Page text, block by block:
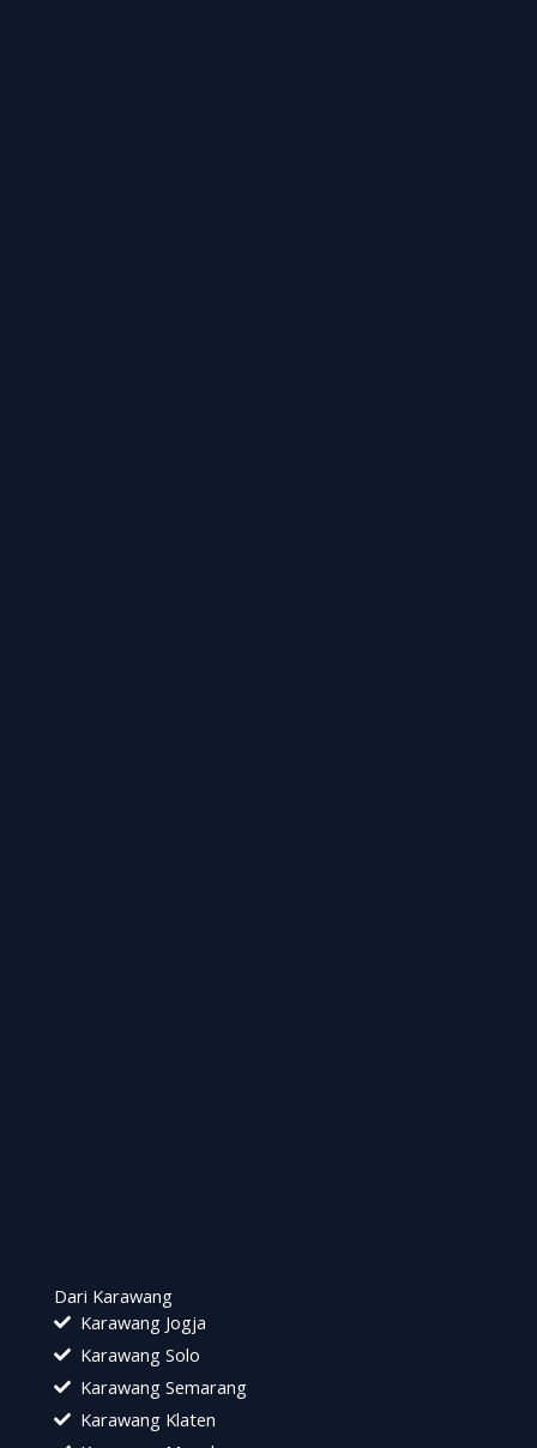
Dari Karawang
Karawang Jogja
Karawang Solo
Karawang Semarang
Karawang Klaten